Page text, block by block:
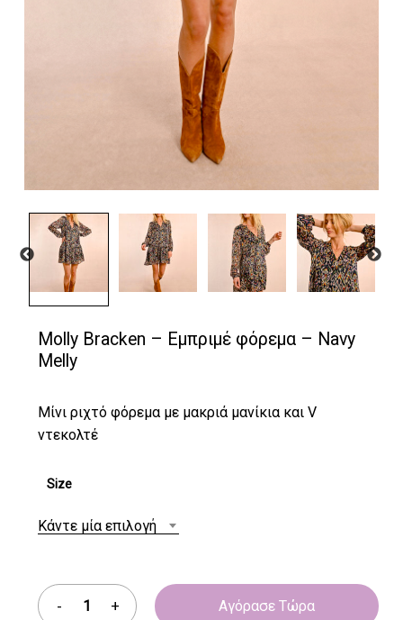
Molly Bracken – Εμπριμέ φόρεμα – Navy
Melly
Μίνι ριχτό φόρεμα με μακριά μανίκια και V
ντεκολτέ
Size
Κάντε μία επιλογή
Αγόρασε Τώρα